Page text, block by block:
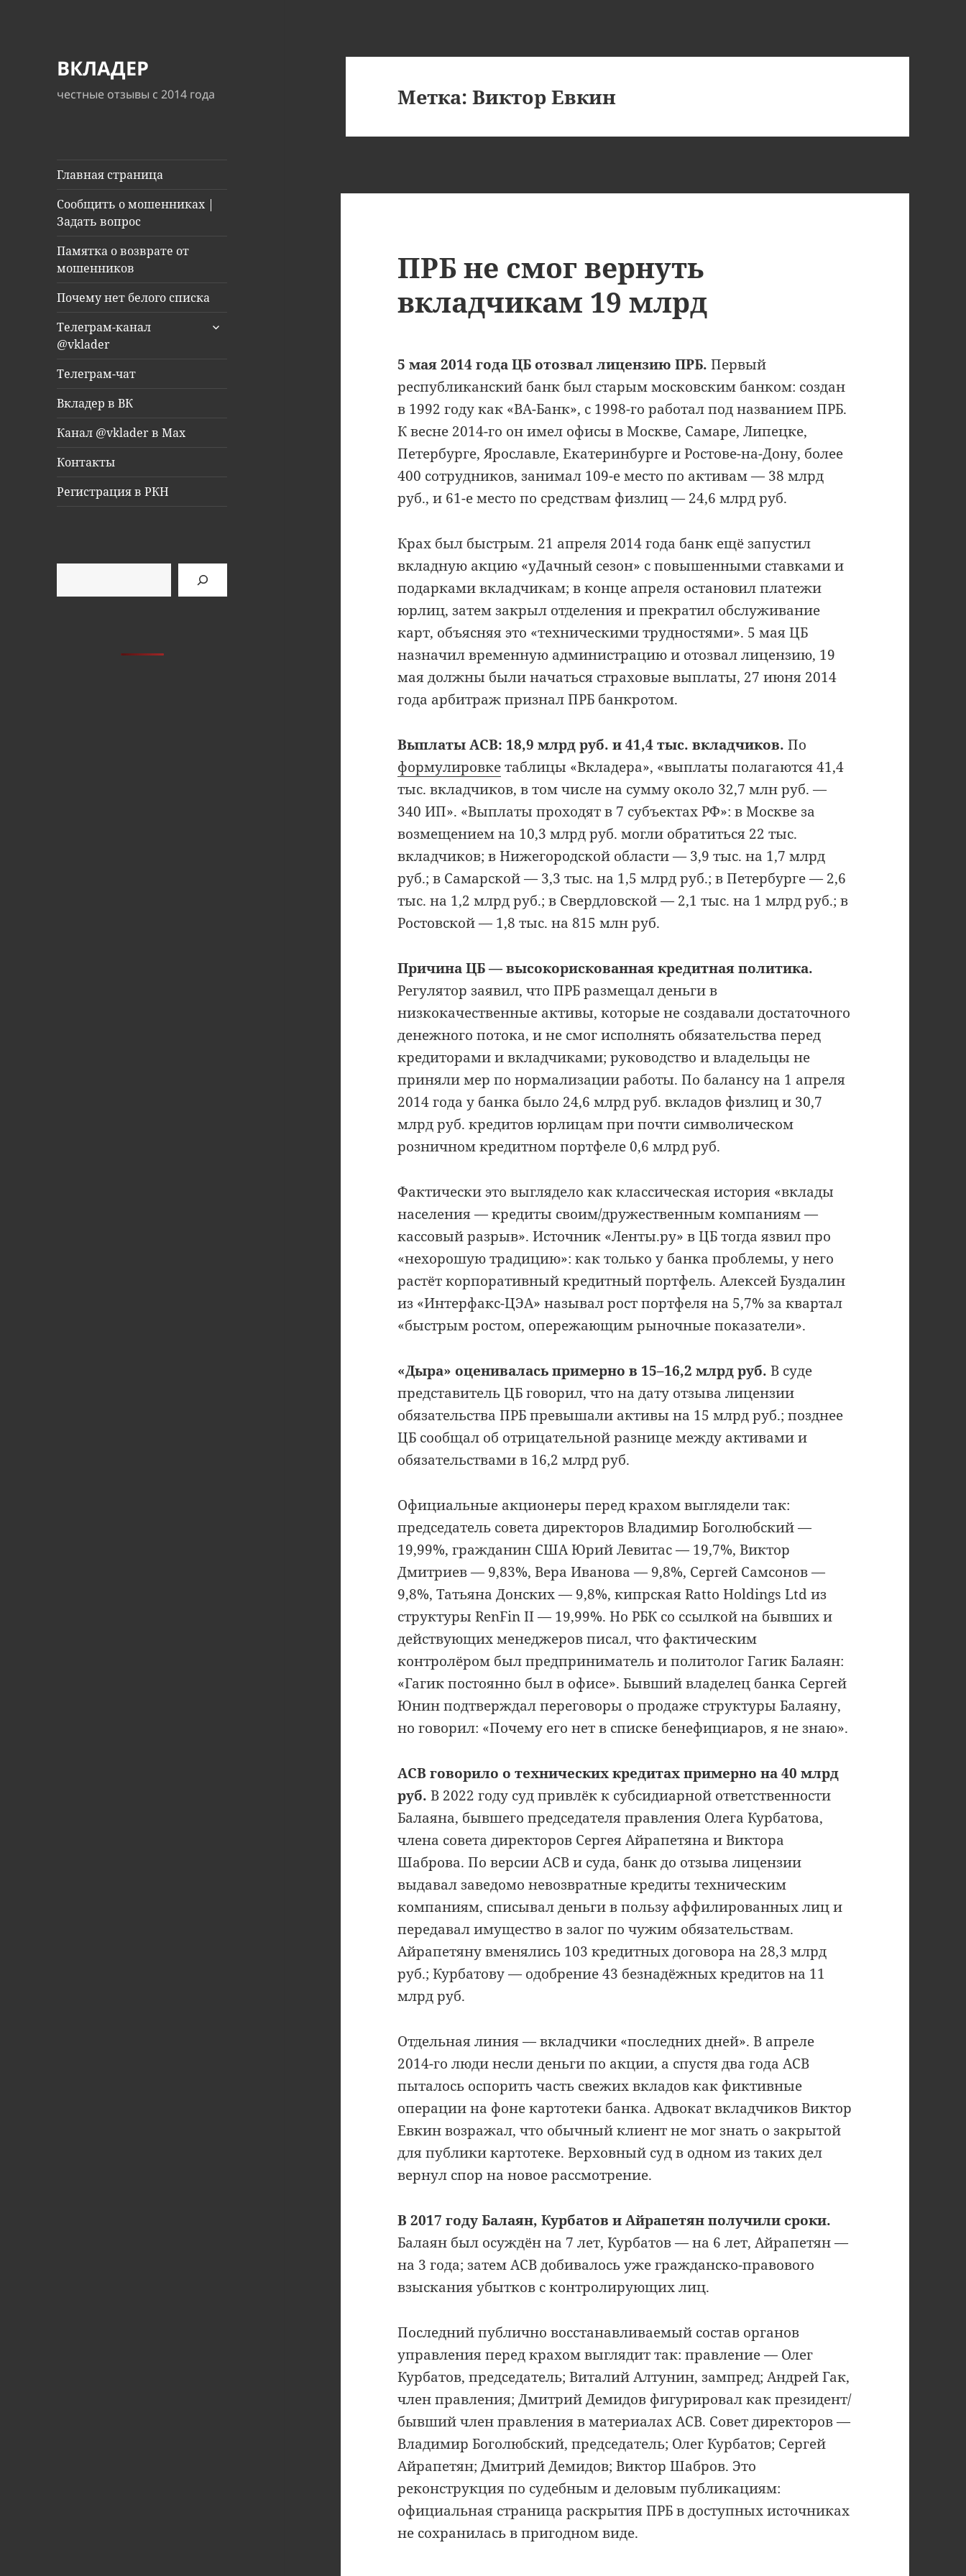
ВКЛАДЕР
честные отзывы с 2014 года
Главная страница
Сообщить о мошенниках |
Задать вопрос
Памятка о возврате от
мошенников
Почему нет белого списка
Телеграм-канал
@vklader
раскрыть
Телеграм-чат
Вкладер в ВК
Канал @vklader в Max
Контакты
Регистрация в РКН
Метка:Виктор Евкин
ПРБ не смог вернуть
вкладчикам 19 млрд
5 мая 2014 года ЦБ отозвал лицензию ПРБ. Первый
республиканский банк был старым московским банком: создан
в 1992 году как «ВА-Банк», с 1998-го работал под названием ПРБ.
К весне 2014-го он имел офисы в Москве, Самаре, Липецке,
Петербурге, Ярославле, Екатеринбурге и Ростове-на-Дону, более
400 сотрудников, занимал 109-е место по активам — 38 млрд
руб., и 61-е место по средствам физлиц — 24,6 млрд руб.
Крах был быстрым. 21 апреля 2014 года банк ещё запустил
вкладную акцию «уДачный сезон» с повышенными ставками и
подарками вкладчикам; в конце апреля остановил платежи
юрлиц, затем закрыл отделения и прекратил обслуживание
карт, объясняя это «техническими трудностями». 5 мая ЦБ
назначил временную администрацию и отозвал лицензию, 19
мая должны были начаться страховые выплаты, 27 июня 2014
года арбитраж признал ПРБ банкротом.
Выплаты АСВ: 18,9 млрд руб. и 41,4 тыс. вкладчиков. По
формулировкетаблицы «Вкладера», «выплаты полагаются 41,4
тыс. вкладчиков, в том числе на сумму около 32,7 млн руб. —
340 ИП». «Выплаты проходят в 7 субъектах РФ»: в Москве за
возмещением на 10,3 млрд руб. могли обратиться 22 тыс.
вкладчиков; в Нижегородской области — 3,9 тыс. на 1,7 млрд
руб.; в Самарской — 3,3 тыс. на 1,5 млрд руб.; в Петербурге — 2,6
тыс. на 1,2 млрд руб.; в Свердловской — 2,1 тыс. на 1 млрд руб.; в
Ростовской — 1,8 тыс. на 815 млн руб.
Причина ЦБ — высокорискованная кредитная политика.
Регулятор заявил, что ПРБ размещал деньги в
низкокачественные активы, которые не создавали достаточного
денежного потока, и не смог исполнять обязательства перед
кредиторами и вкладчиками; руководство и владельцы не
приняли мер по нормализации работы. По балансу на 1 апреля
2014 года у банка было 24,6 млрд руб. вкладов физлиц и 30,7
млрд руб. кредитов юрлицам при почти символическом
розничном кредитном портфеле 0,6 млрд руб.
Фактически это выглядело как классическая история «вклады
населения — кредиты своим/дружественным компаниям —
кассовый разрыв». Источник «Ленты.ру» в ЦБ тогда язвил про
«нехорошую традицию»: как только у банка проблемы, у него
растёт корпоративный кредитный портфель. Алексей Буздалин
из «Интерфакс-ЦЭА» называл рост портфеля на 5,7% за квартал
«быстрым ростом, опережающим рыночные показатели».
«Дыра» оценивалась примерно в 15–16,2 млрд руб. В суде
представитель ЦБ говорил, что на дату отзыва лицензии
обязательства ПРБ превышали активы на 15 млрд руб.; позднее
ЦБ сообщал об отрицательной разнице между активами и
обязательствами в 16,2 млрд руб.
Официальные акционеры перед крахом выглядели так:
председатель совета директоров Владимир Боголюбский —
19,99%, гражданин США Юрий Левитас — 19,7%, Виктор
Дмитриев — 9,83%, Вера Иванова — 9,8%, Сергей Самсонов —
9,8%, Татьяна Донских — 9,8%, кипрская Ratto Holdings Ltd из
структуры RenFin II — 19,99%. Но РБК со ссылкой на бывших и
действующих менеджеров писал, что фактическим
контролёром был предприниматель и политолог Гагик Балаян:
«Гагик постоянно был в офисе». Бывший владелец банка Сергей
Юнин подтверждал переговоры о продаже структуры Балаяну,
но говорил: «Почему его нет в списке бенефициаров, я не знаю».
АСВ говорило о технических кредитах примерно на 40 млрд
руб. В 2022 году суд привлёк к субсидиарной ответственности
Балаяна, бывшего председателя правления Олега Курбатова,
члена совета директоров Сергея Айрапетяна и Виктора
Шаброва. По версии АСВ и суда, банк до отзыва лицензии
выдавал заведомо невозвратные кредиты техническим
компаниям, списывал деньги в пользу аффилированных лиц и
передавал имущество в залог по чужим обязательствам.
Айрапетяну вменялись 103 кредитных договора на 28,3 млрд
руб.; Курбатову — одобрение 43 безнадёжных кредитов на 11
млрд руб.
Отдельная линия — вкладчики «последних дней». В апреле
2014-го люди несли деньги по акции, а спустя два года АСВ
пыталось оспорить часть свежих вкладов как фиктивные
операции на фоне картотеки банка. Адвокат вкладчиков Виктор
Евкин возражал, что обычный клиент не мог знать о закрытой
для публики картотеке. Верховный суд в одном из таких дел
вернул спор на новое рассмотрение.
В 2017 году Балаян, Курбатов и Айрапетян получили сроки.
Балаян был осуждён на 7 лет, Курбатов — на 6 лет, Айрапетян —
на 3 года; затем АСВ добивалось уже гражданско-правового
взыскания убытков с контролирующих лиц.
Последний публично восстанавливаемый состав органов
управления перед крахом выглядит так: правление — Олег
Курбатов, председатель; Виталий Алтунин, зампред; Андрей Гак,
член правления; Дмитрий Демидов фигурировал как президент/
бывший член правления в материалах АСВ. Совет директоров —
Владимир Боголюбский, председатель; Олег Курбатов; Сергей
Айрапетян; Дмитрий Демидов; Виктор Шабров. Это
реконструкция по судебным и деловым публикациям:
официальная страница раскрытия ПРБ в доступных источниках
не сохранилась в пригодном виде.